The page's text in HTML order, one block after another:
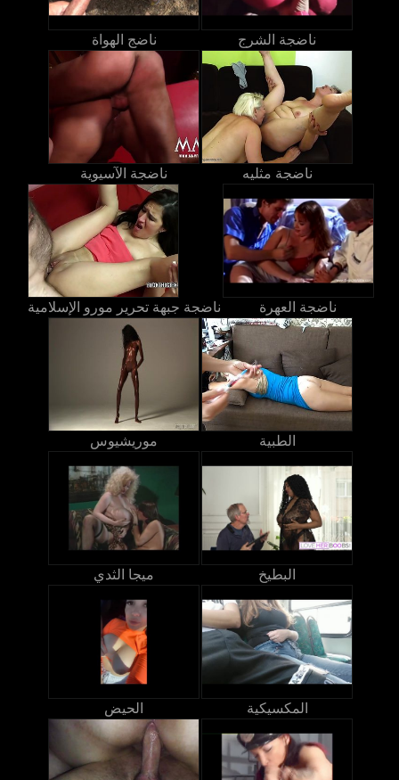
ناضج الهواة ناضجة الشرج
ناضجة الآسيوية ناضجة مثليه
ناضجة جبهة تحرير مورو الإسلامية ناضجة العهرة
موريشيوس الطبية
ميجا الثدي البطيخ
الحيض المكسيكية